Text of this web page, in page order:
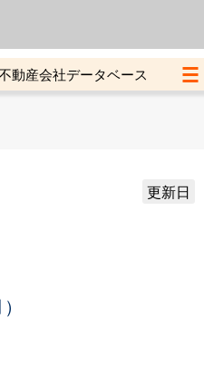
動産会社データベース
更新日